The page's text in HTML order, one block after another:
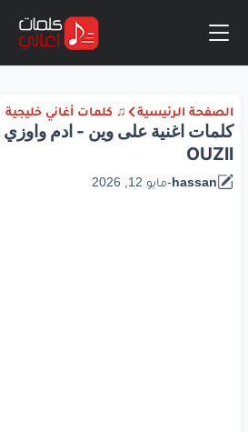
الصفحة الرئيسية ♫ كلمات أغاني خليجية
OUZII
hassan
-مايو 12, 2026